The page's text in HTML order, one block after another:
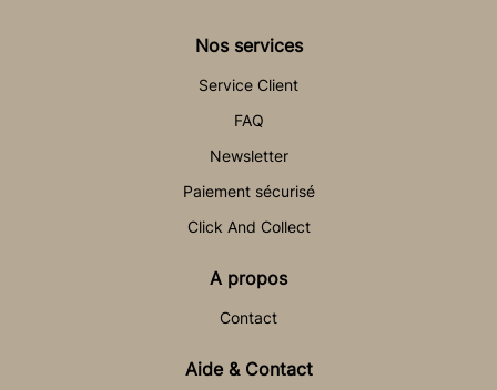
Nos services
Service Client
FAQ
Newsletter
Paiement sécurisé
Click And Collect
A propos
Contact
Aide & Contact